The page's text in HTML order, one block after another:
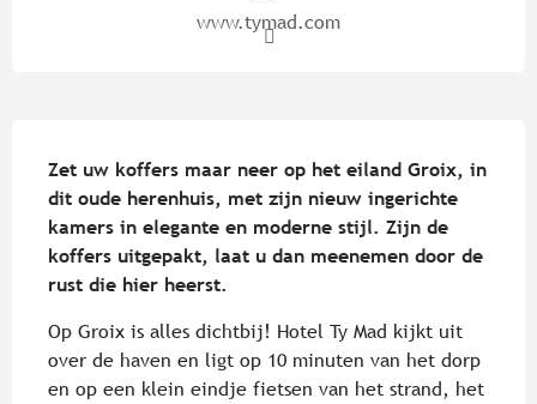
www.tymad.com
Zet uw koffers maar neer op het eiland Groix, in
dit oude herenhuis, met zijn nieuw ingerichte
kamers in elegante en moderne stijl. Zijn de
koffers uitgepakt, laat u dan meenemen door de
rust die hier heerst.
Op Groix is alles dichtbij! Hotel Ty Mad kijkt uit
over de haven en ligt op 10 minuten van het dorp
en op een klein eindje fietsen van het strand, het